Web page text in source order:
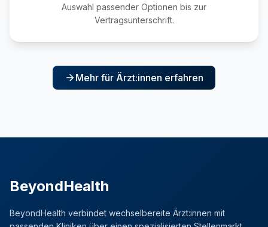
Auswahl passender Optionen bis zur
Vertragsunterschrift.
Mehr für Ärzt:innen erfahren
BeyondHealth
BeyondHealth verbindet wechselbereite Ärzt:innen mit